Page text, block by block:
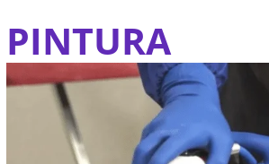
para
conteúdo
PINTURA
Erros
comuns
no
lixamento
automotivo